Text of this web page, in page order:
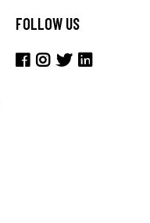
FOLLOW US